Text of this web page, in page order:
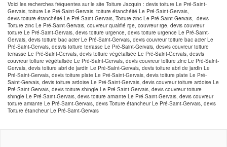
Voici les recherches fréquentes sur le site Toiture Jacquin : devis toiture Le Pré-Saint-
Gervais, toiture Le Pré-Saint-Gervais, toiture étanchéité Le Pré-Saint-Gervais,
devis toiture étanchéité Le Pré-Saint-Gervais, Toiture zinc Le Pré-Saint-Gervais, devis
Toiture zinc Le Pré-Saint-Gervais, couvreur qualifié rge, couvreur rge, devis couvreur
toiture Le Pré-Saint-Gervais, devis toiture urgence, devis toiture urgence Le Pré-Saint-
Gervais, devis toiture bac acier Le Pré-Saint-Gervais, devis couvreur toiture bac acier Le
Pré-Saint-Gervais, desvis toiture terrasse Le Pré-Saint-Gervais, desvis couvreur toiture
terrasse Le Pré-Saint-Gervais, devis toiture végétalisée Le Pré-Saint-Gervais, desvis
couvreur toiture végétalisée Le Pré-Saint-Gervais, devis couvreur toiture zinc Le Pré-Saint-
Gervais, devis toiture abri de jardin Le Pré-Saint-Gervais, devis toiture abri de jardin Le
Pré-Saint-Gervais, devis toiture plate Le Pré-Saint-Gervais, devis toiture plate Le Pré-
Saint-Gervais, devis toiture ardoise Le Pré-Saint-Gervais, devis couvreur toiture ardoise Le
Pré-Saint-Gervais, devis toiture shingle Le Pré-Saint-Gervais, devis couvreur toiture
shingle Le Pré-Saint-Gervais, devis toiture amiante Le Pré-Saint-Gervais, devis couvreur
toiture amiante Le Pré-Saint-Gervais, devis Toiture étancheur Le Pré-Saint-Gervais, devis
Toiture étancheur Le Pré-Saint-Gervais